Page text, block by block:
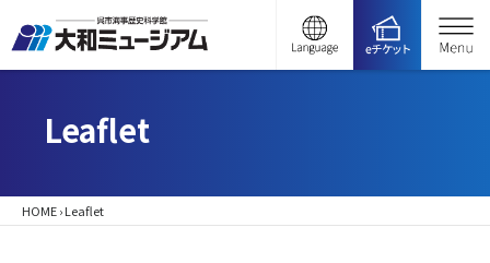
Leaflet
HOME›Leaflet